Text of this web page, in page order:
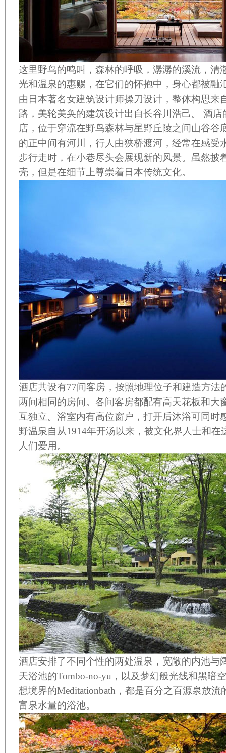
这里野鸟的鸣叫，森林的呼吸，潺潺的溪流，清
光和温泉的惠赐，在它们的怀抱中，身心都被融
由日本著名女建筑设计师操刀设计，整体构思来
路，美轮美奂的建筑设计出自长谷川浩己。 酒
店，位于穿流在野鸟森林与星野丘陵之间山谷谷
的正中间有河川，行人由狭桥渡河，经常在感受
步行走时，在小巷尽头会展现新的风景。虽然披
壳，但是在细节上尊崇着日本传统文化。
酒店共设有77间客房，按照地理位子和建造方法
两间相同的房间。各间客房都配有高天花板和大
互独立。浴室内有高位窗户，打开后沐浴可同时
野温泉自从1914年开汤以来，被文化界人士和在
人们爱用。
酒店安排了不同个性的两处温泉，宽敞的内池与
天浴池的Tombo-no-yu ，以及梦幻般光线和黑暗
想境界的Meditationbath ，都是百分之百源泉放
富泉水量的浴池。